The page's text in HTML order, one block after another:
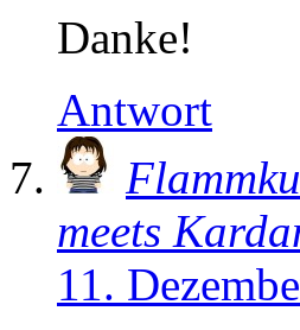
Danke!
Antwort
meets
11.